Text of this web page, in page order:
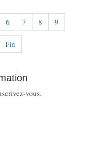
6 7 8 9
Fin
vous.